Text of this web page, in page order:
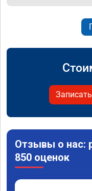
Отзывы о нас:
850 оценок